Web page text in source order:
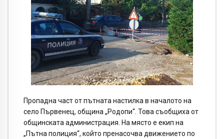
Пропадна част от пътната настилка в началото на
село Първенец, община „Родопи“. Това съобщиха от
общинската администрация. На място е екип на
„Пътна полиция“, който пренасочва движението по